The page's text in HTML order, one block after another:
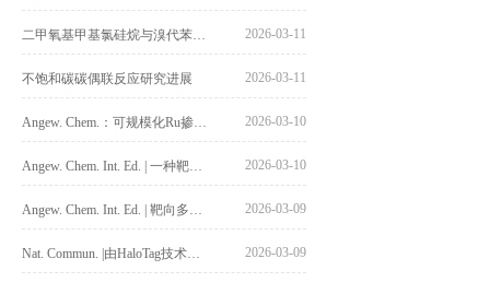
2026-03-11
不饱和碳碳偶联反应研究进展 2026-03-11
2026-03-10
2026-03-10
2026-03-09
2026-03-09